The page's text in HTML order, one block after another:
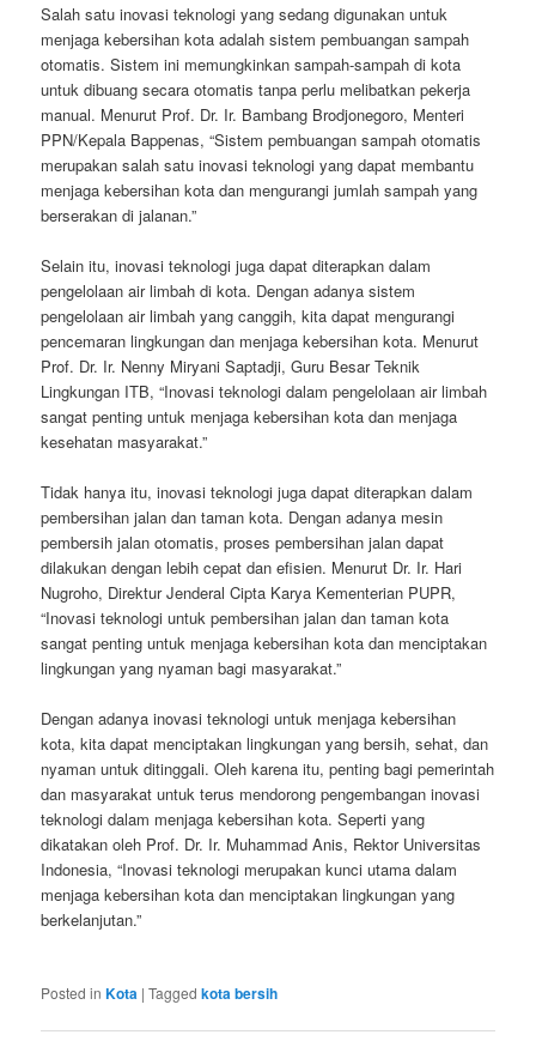
Salah satu inovasi teknologi yang sedang digunakan untuk
menjaga kebersihan kota adalah sistem pembuangan sampah
otomatis. Sistem ini memungkinkan sampah-sampah di kota
untuk dibuang secara otomatis tanpa perlu melibatkan pekerja
manual. Menurut Prof. Dr. Ir. Bambang Brodjonegoro, Menteri
PPN/Kepala Bappenas, “Sistem pembuangan sampah otomatis
merupakan salah satu inovasi teknologi yang dapat membantu
menjaga kebersihan kota dan mengurangi jumlah sampah yang
berserakan di jalanan.”
Selain itu, inovasi teknologi juga dapat diterapkan dalam
pengelolaan air limbah di kota. Dengan adanya sistem
pengelolaan air limbah yang canggih, kita dapat mengurangi
pencemaran lingkungan dan menjaga kebersihan kota. Menurut
Prof. Dr. Ir. Nenny Miryani Saptadji, Guru Besar Teknik
Lingkungan ITB, “Inovasi teknologi dalam pengelolaan air limbah
sangat penting untuk menjaga kebersihan kota dan menjaga
kesehatan masyarakat.”
Tidak hanya itu, inovasi teknologi juga dapat diterapkan dalam
pembersihan jalan dan taman kota. Dengan adanya mesin
pembersih jalan otomatis, proses pembersihan jalan dapat
dilakukan dengan lebih cepat dan efisien. Menurut Dr. Ir. Hari
Nugroho, Direktur Jenderal Cipta Karya Kementerian PUPR,
“Inovasi teknologi untuk pembersihan jalan dan taman kota
sangat penting untuk menjaga kebersihan kota dan menciptakan
lingkungan yang nyaman bagi masyarakat.”
Dengan adanya inovasi teknologi untuk menjaga kebersihan
kota, kita dapat menciptakan lingkungan yang bersih, sehat, dan
nyaman untuk ditinggali. Oleh karena itu, penting bagi pemerintah
dan masyarakat untuk terus mendorong pengembangan inovasi
teknologi dalam menjaga kebersihan kota. Seperti yang
dikatakan oleh Prof. Dr. Ir. Muhammad Anis, Rektor Universitas
Indonesia, “Inovasi teknologi merupakan kunci utama dalam
menjaga kebersihan kota dan menciptakan lingkungan yang
berkelanjutan.”
Posted in Kota |Tagged kota bersih